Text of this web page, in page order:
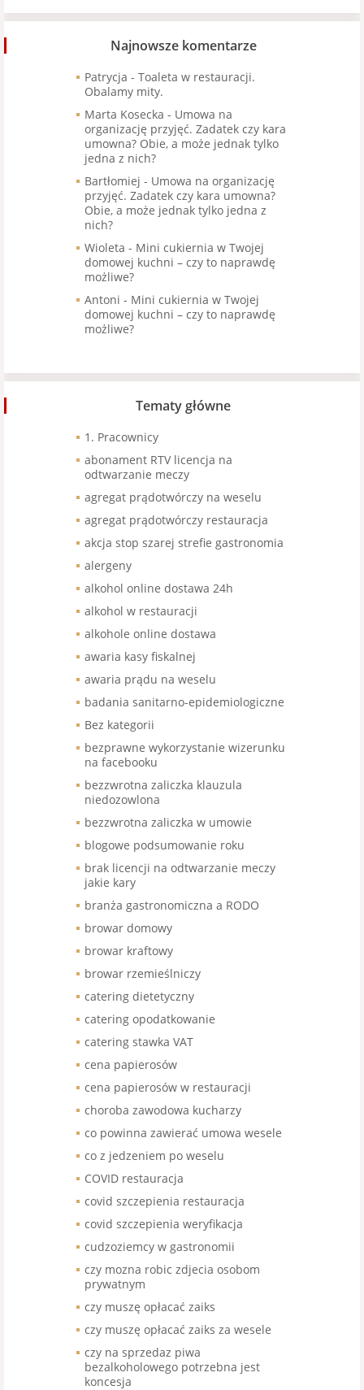
Najnowsze komentarze
Patrycja - Toaleta w restauracji.
Obalamy mity.
Marta Kosecka - Umowa na
organizację przyjęć. Zadatek czy kara
umowna? Obie, a może jednak tylko
jedna z nich?
Bartłomiej - Umowa na organizację
przyjęć. Zadatek czy kara umowna?
Obie, a może jednak tylko jedna z
nich?
Wioleta - Mini cukiernia w Twojej
domowej kuchni – czy to naprawdę
możliwe?
Antoni - Mini cukiernia w Twojej
domowej kuchni – czy to naprawdę
możliwe?
Tematy główne
1. Pracownicy
abonament RTV licencja na
odtwarzanie meczy
agregat prądotwórczy na weselu
agregat prądotwórczy restauracja
akcja stop szarej strefie gastronomia
alergeny
alkohol online dostawa 24h
alkohol w restauracji
alkohole online dostawa
awaria kasy fiskalnej
awaria prądu na weselu
badania sanitarno-epidemiologiczne
Bez kategorii
bezprawne wykorzystanie wizerunku
na facebooku
bezzwrotna zaliczka klauzula
niedozowlona
bezzwrotna zaliczka w umowie
blogowe podsumowanie roku
brak licencji na odtwarzanie meczy
jakie kary
branża gastronomiczna a RODO
browar domowy
browar kraftowy
browar rzemieślniczy
catering dietetyczny
catering opodatkowanie
catering stawka VAT
cena papierosów
cena papierosów w restauracji
choroba zawodowa kucharzy
co powinna zawierać umowa wesele
co z jedzeniem po weselu
COVID restauracja
covid szczepienia restauracja
covid szczepienia weryfikacja
cudzoziemcy w gastronomii
czy mozna robic zdjecia osobom
prywatnym
czy muszę opłacać zaiks
czy muszę opłacać zaiks za wesele
czy na sprzedaz piwa
bezalkoholowego potrzebna jest
koncesja